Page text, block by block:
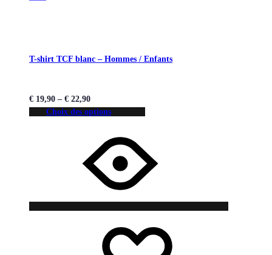
T-shirt TCF blanc – Hommes / Enfants
€ 19,90 – € 22,90
Choix des options